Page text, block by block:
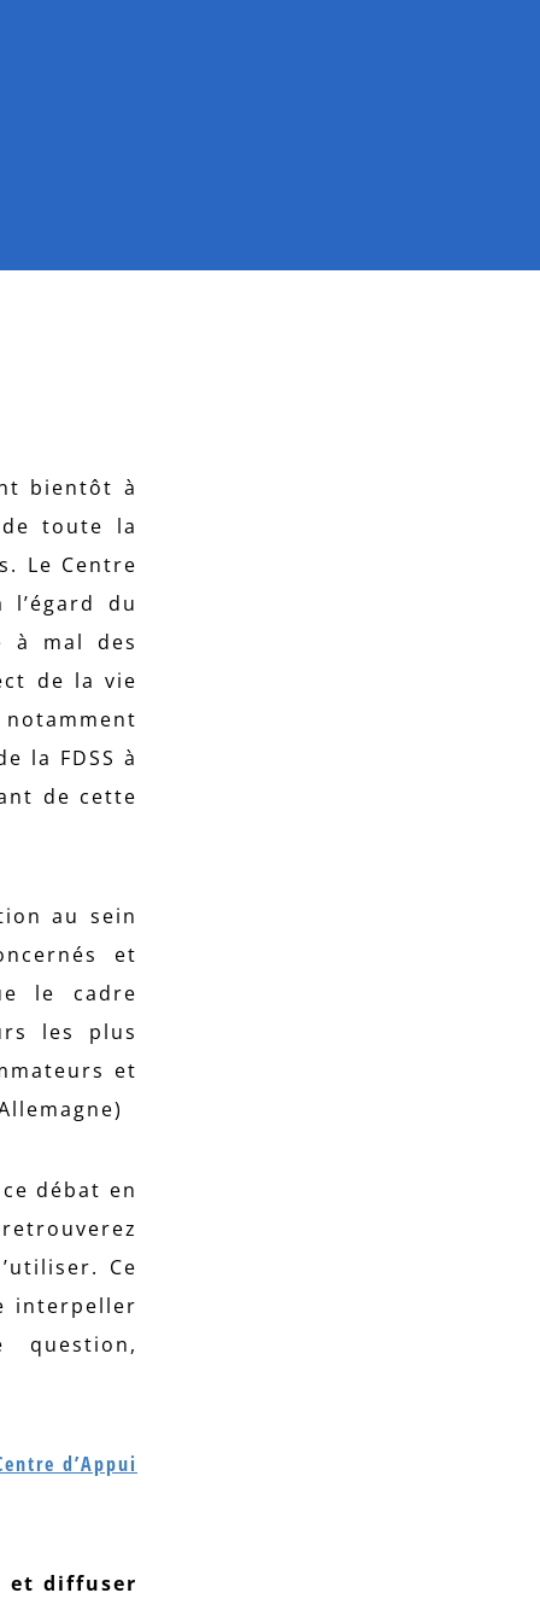
bientôt à
toute la
Le Centre
du
à mal des
de la vie
la FDSS à
de cette
au sein
et
le cadre
les plus
et
débat en
Ce
interpeller
d’Appui
et diffuser